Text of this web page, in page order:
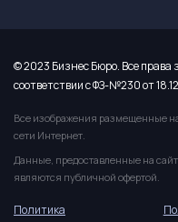
© 2023 Бизнес Бюро. Все
соответствии с ФЗ-№230 от
Все изображения размещенные
сети Интернет.
Данные, предоставленные на
являются публичной офертой.
Политика